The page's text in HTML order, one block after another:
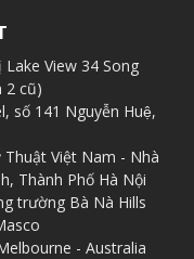
View 34 Song
2 cũ)
số 141 Nguyễn Huệ,
Việt Nam - Nhà
Thành Phố Hà Nội
trường Bà Nà Hills
- Australia